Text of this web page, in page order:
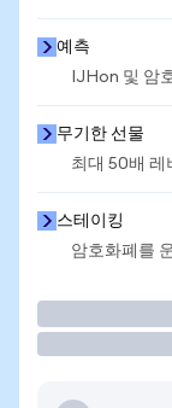
예측
IJHon 및 암
무기한 선물
최대 50배 레
스테이킹
암호화폐를